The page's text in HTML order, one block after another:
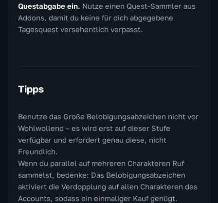
Questabgabe ein. Nutze einen Quest-Sammler aus
Addons, damit du keine für dich abgegebene
Tagesquest versehentlich verpasst.
Tipps
Benutze das Große Belobigungsabzeichen nicht vor
Wohlwollend – es wird erst auf dieser Stufe
verfügbar und erfordert genau diese, nicht
Freundlich.
Wenn du parallel auf mehreren Charakteren Ruf
sammelst, bedenke: Das Belobigungsabzeichen
aktiviert die Verdopplung auf allen Charakteren des
Accounts, sodass ein einmaliger Kauf genügt.